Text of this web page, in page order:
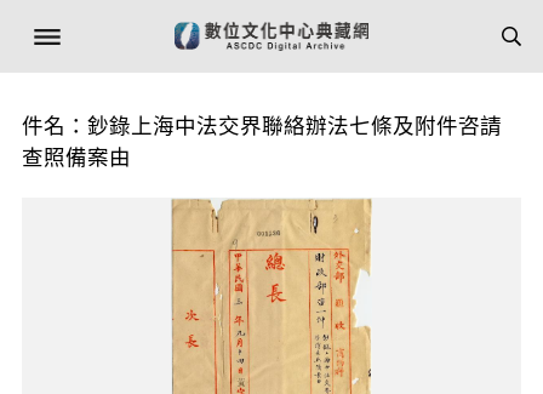
件名：鈔錄上海中法交界聯絡辦法七條及附件咨請
查照備案由